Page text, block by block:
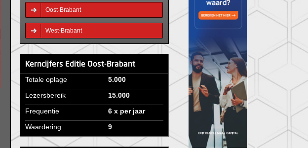
Oost-Brabant
West-Brabant
Kerncijfers Editie Oost-Brabant
Totale oplage
5.000
Lezersbereik
15.000
Frequentie
6 x per jaar
Waardering
9